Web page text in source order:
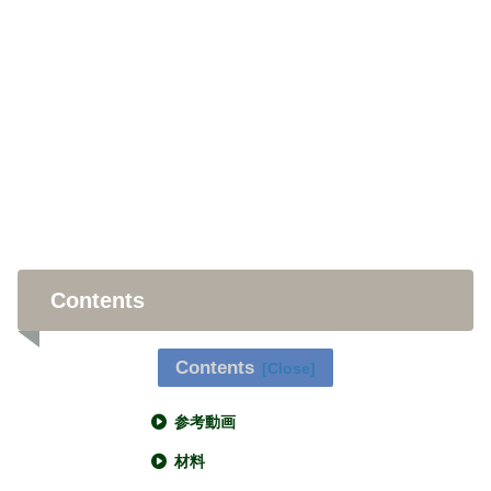
Contents
Contents
参考動画
材料